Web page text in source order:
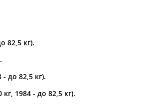
82,5 кг).
до 82,5 кг).
1984 - до 82,5 кг).